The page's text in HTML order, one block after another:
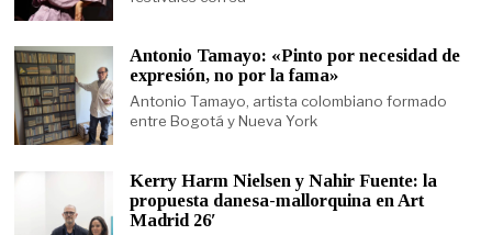
Antonio Tamayo: «Pinto por necesidad de
expresión, no por la fama»
Antonio Tamayo, artista colombiano formado
entre Bogotá y Nueva York
Kerry Harm Nielsen y Nahir Fuente: la
propuesta danesa-mallorquina en Art
Madrid 26′